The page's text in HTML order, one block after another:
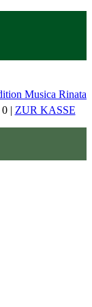
Musica Rinata
0 | ZUR KASSE